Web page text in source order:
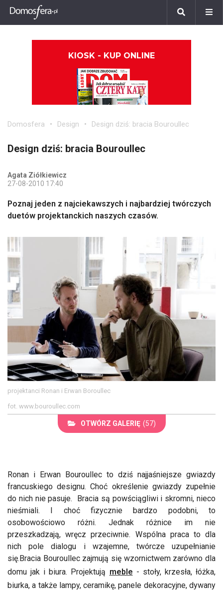
KIOSK - KUP ONLINE
Domosfera Design Design dziś: bracia Bouroullec
Design dziś: bracia Bouroullec
Agata Ziółkiewicz
27-08-2010 17:40
Poznaj jeden z najciekawszych i najbardziej twórczych
duetów projektanckich naszych czasów.
projektanci Ronan i Erwan Boroullec
fot. www.bouroullec.com
OTWÓRZ GALERIĘ (57)
Ronan i Erwan Bouroullec to dziś najjaśniejsze gwiazdy
francuskiego designu. Choć określenie gwiazdy zupełnie
do nich nie pasuje. Bracia są powściągliwi i skromni, nieco
nieśmiali. I choć fizycznie bardzo podobni, to
osobowościowo różni. Jednak różnice im nie
przeszkadzają, wręcz przeciwnie. Wspólna praca to dla
nich pole dialogu i wzajemne, twórcze uzupełnianie
się.Bracia Bouroullec zajmują się wzornictwem zarówno dla
domu jak i biura. Projektują meble - stoły, krzesła, łóżka,
biurka, a także lampy, ceramikę, panele dekoracyjne, dywany